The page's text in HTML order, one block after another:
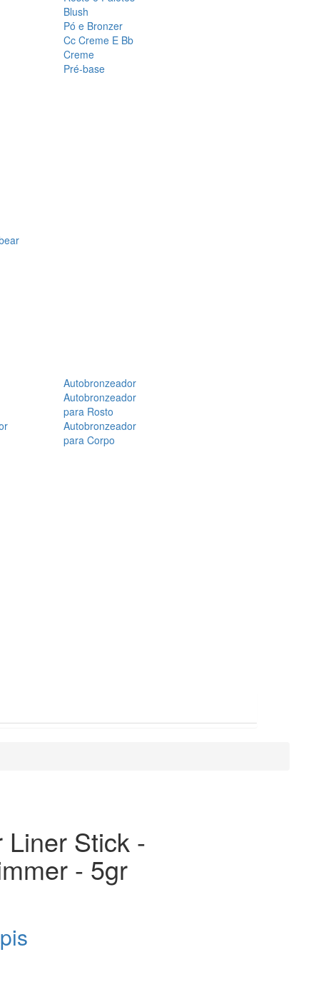
Blush
Pó e Bronzer
Cc Creme E Bb
Creme
Pré-base
Autobronzeador
Autobronzeador
para Rosto
Autobronzeador
para Corpo
Liner Stick -
- 5gr